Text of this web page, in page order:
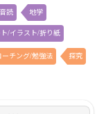
読 地学
ト/イラスト/折り紙
ーチング/勉強法 探究